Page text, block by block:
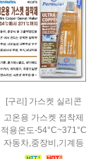
[구리] 가스켓 실리콘
고온용 가스켓 접착제
적용온도-54°C~371°C
자동차,중장비,기계등